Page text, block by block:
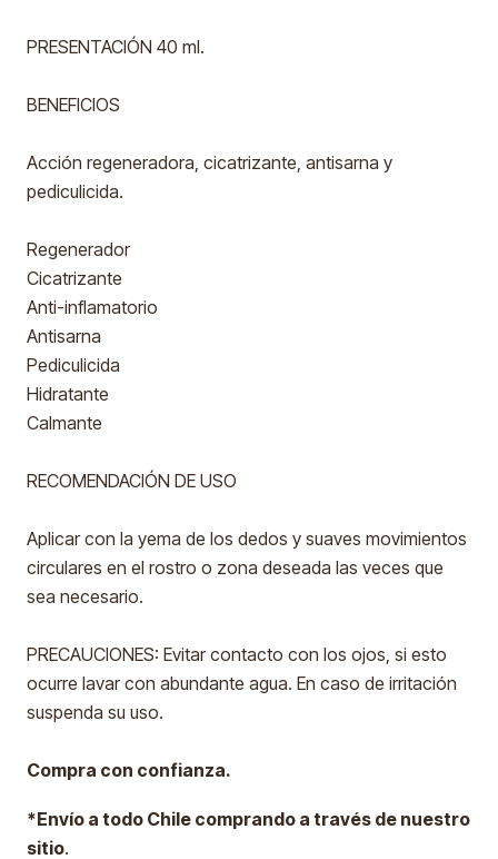
PRESENTACIÓN 40 ml.
BENEFICIOS
Acción regeneradora, cicatrizante, antisarna y
pediculicida.
Regenerador
Cicatrizante
Anti-inflamatorio
Antisarna
Pediculicida
Hidratante
Calmante
RECOMENDACIÓN DE USO
Aplicar con la yema de los dedos y suaves movimientos
circulares en el rostro o zona deseada las veces que
sea necesario.
PRECAUCIONES: Evitar contacto con los ojos, si esto
ocurre lavar con abundante agua. En caso de irritación
suspenda su uso.
Compra con confianza.
*Envío a todo Chile comprando a través de nuestro
sitio.